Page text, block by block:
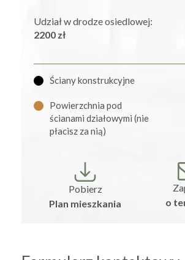
Udział w drodze osiedlowej:
2200 zł
Ściany konstrukcyjne
Powierzchnia pod
ścianami działowymi (nie
płacisz za nią)
Pobierz
Plan mieszkania
o